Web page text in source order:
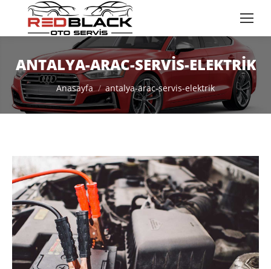
ANTALYA-ARAC-SERVIS-ELEKTRIK
You are here:
Anasayfa antalya-arac-servis-elektrik